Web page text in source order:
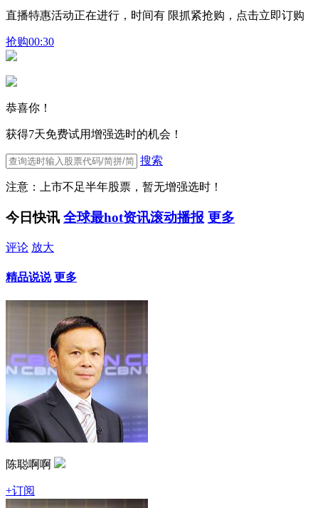
直播特惠活动正在进行，时间有 限抓紧抢购，点击立即订购
抢购00:30
恭喜你！
获得7天免费试用增强选时的机会！
搜索
注意：上市不足半年股票，暂无增强选时！
今日快讯 全球最hot资讯滚动播报 更多
评论 放大
精品说说 更多
陈聪啊啊
+订阅